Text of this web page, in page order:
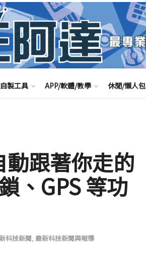
製工具 APP/軟體/教學 休閒/懶人包
跟著你走的
、GPS 等功
科技新聞, 最新科技新聞與報導